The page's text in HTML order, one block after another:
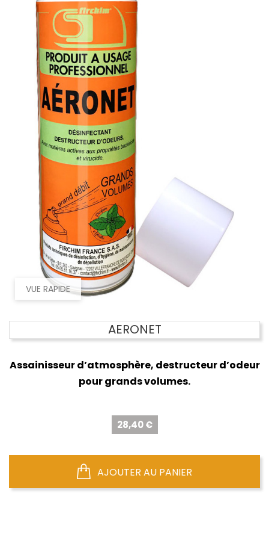
VUE RAPIDE
AERONET
Assainisseur d’atmosphère, destructeur d’odeur
pour grands volumes.
28,40 €
AJOUTER AU PANIER